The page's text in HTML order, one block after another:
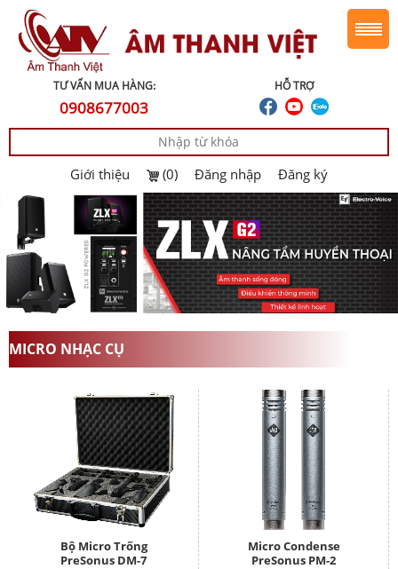
HỖ TRỢ
TƯ VẤN MUA HÀNG:
0908677003
Giới thiệu (0) Đăng nhập Đăng ký
MICRO NHẠC CỤ
Bộ Micro Trống
PreSonus DM-7
Micro Condense
PreSonus PM-2